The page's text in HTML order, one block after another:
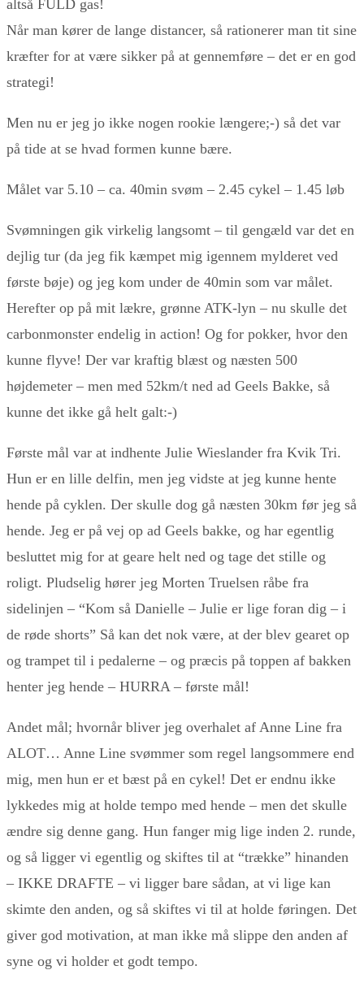
altså FULD gas!
Når man kører de lange distancer, så rationerer man tit sine
kræfter for at være sikker på at gennemføre – det er en god
strategi!
Men nu er jeg jo ikke nogen rookie længere;-) så det var
på tide at se hvad formen kunne bære.
Målet var 5.10 – ca. 40min svøm – 2.45 cykel – 1.45 løb
Svømningen gik virkelig langsomt – til gengæld var det en
dejlig tur (da jeg fik kæmpet mig igennem mylderet ved
første bøje) og jeg kom under de 40min som var målet.
Herefter op på mit lækre, grønne ATK-lyn – nu skulle det
carbonmonster endelig in action! Og for pokker, hvor den
kunne flyve! Der var kraftig blæst og næsten 500
højdemeter – men med 52km/t ned ad Geels Bakke, så
kunne det ikke gå helt galt:-)
Første mål var at indhente Julie Wieslander fra Kvik Tri.
Hun er en lille delfin, men jeg vidste at jeg kunne hente
hende på cyklen. Der skulle dog gå næsten 30km før jeg så
hende. Jeg er på vej op ad Geels bakke, og har egentlig
besluttet mig for at geare helt ned og tage det stille og
roligt. Pludselig hører jeg Morten Truelsen råbe fra
sidelinjen – “Kom så Danielle – Julie er lige foran dig – i
de røde shorts” Så kan det nok være, at der blev gearet op
og trampet til i pedalerne – og præcis på toppen af bakken
henter jeg hende – HURRA – første mål!
Andet mål; hvornår bliver jeg overhalet af Anne Line fra
ALOT… Anne Line svømmer som regel langsommere end
mig, men hun er et bæst på en cykel! Det er endnu ikke
lykkedes mig at holde tempo med hende – men det skulle
ændre sig denne gang. Hun fanger mig lige inden 2. runde,
og så ligger vi egentlig og skiftes til at “trække” hinanden
– IKKE DRAFTE – vi ligger bare sådan, at vi lige kan
skimte den anden, og så skiftes vi til at holde føringen. Det
giver god motivation, at man ikke må slippe den anden af
syne og vi holder et godt tempo.